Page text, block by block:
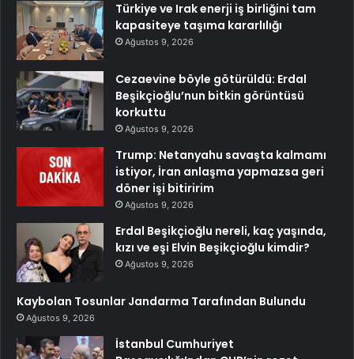
Türkiye ve Irak enerji iş birliğini tam
kapasiteye taşıma kararlılığı
Ağustos 9, 2026
Cezaevine böyle götürüldü: Erdal
Beşikçioğlu’nun bitkin görüntüsü
korkuttu
Ağustos 9, 2026
Trump: Netanyahu savaşta kalmamı
istiyor, İran anlaşma yapmazsa geri
döner işi bitiririm
Ağustos 9, 2026
Erdal Beşikçioğlu nereli, kaç yaşında,
kızı ve eşi Elvin Beşikçioğlu kimdir?
Ağustos 9, 2026
Kaybolan Tosunlar Jandarma Tarafından Bulundu
Ağustos 9, 2026
İstanbul Cumhuriyet